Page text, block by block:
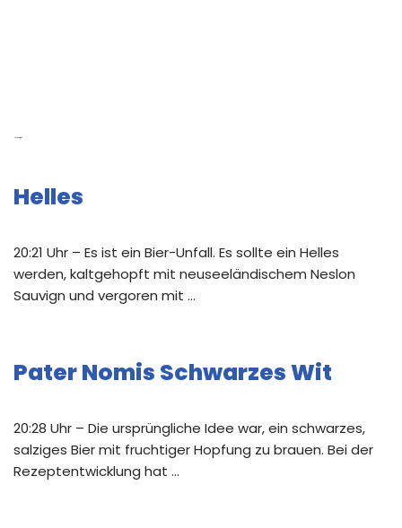
Helles
20:21 Uhr – Es ist ein Bier-Unfall. Es sollte ein Helles
werden, kaltgehopft mit neuseeländischem Neslon
Sauvign und vergoren mit …
Pater Nomis Schwarzes Wit
20:28 Uhr – Die ursprüngliche Idee war, ein schwarzes,
salziges Bier mit fruchtiger Hopfung zu brauen. Bei der
Rezeptentwicklung hat …